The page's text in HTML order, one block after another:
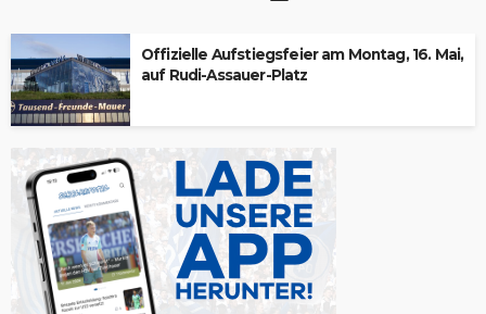
Offizielle Aufstiegsfeier am Montag, 16. Mai,
auf Rudi-Assauer-Platz